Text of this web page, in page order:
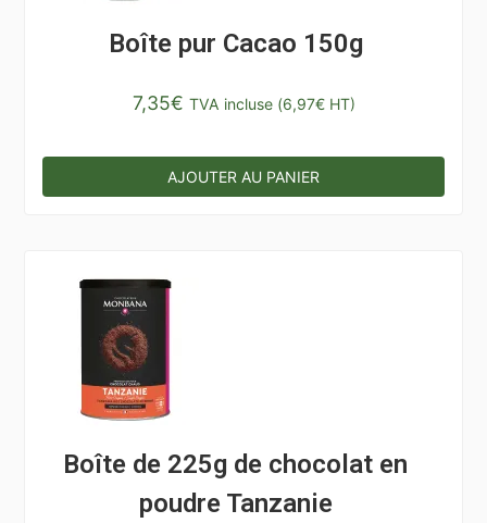
Boîte pur Cacao 150g
7,35€ TVA incluse (6,97€HT)
AJOUTER AU PANIER
Boîte de 225g de chocolat en
poudre Tanzanie